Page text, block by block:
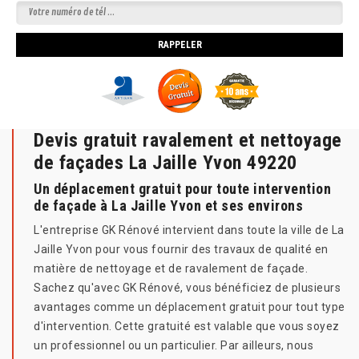
Devis gratuit ravalement et nettoyage
de façades La Jaille Yvon 49220
Un déplacement gratuit pour toute intervention
de façade à La Jaille Yvon et ses environs
L'entreprise GK Rénové intervient dans toute la ville de La
Jaille Yvon pour vous fournir des travaux de qualité en
matière de nettoyage et de ravalement de façade.
Sachez qu'avec GK Rénové, vous bénéficiez de plusieurs
avantages comme un déplacement gratuit pour tout type
d'intervention. Cette gratuité est valable que vous soyez
un professionnel ou un particulier. Par ailleurs, nous